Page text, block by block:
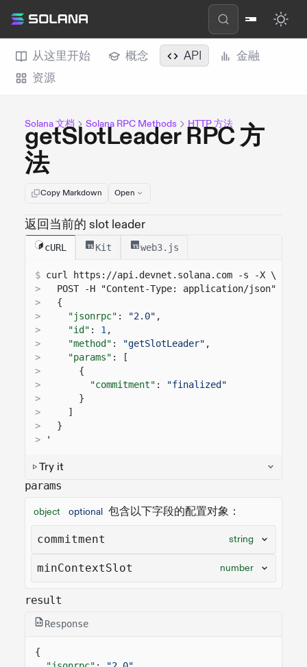
从这里开始 概念 API
金融
资源
Solana 文档 Solana RPC Methods HTTP 方法
getSlotLeader RPC 方
法
Copy Markdown Open
返回当前的 slot leader
cURL Kit web3.js
$ curl https://api.devnet.solana.com -s -X \
>
POST -H "Content-Type: application/json" -d
>
{
>
"jsonrpc" : "2.0" ,
>
"id" : 1 ,
>
"method" : "getSlotLeader" ,
>
"params" : [
>
{
>
"commitment" :
"finalized"
>
}
>
]
>
}
>
'
Try it
params
object optional 包含以下字段的配置对象：
commitment string
minContextSlot number
result
Response
{